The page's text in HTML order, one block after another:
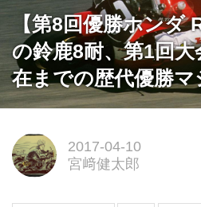
【第8回優勝ホンダ
の鈴鹿8耐、第1回
在までの歴代優勝
2017-04-10
宮﨑健太郎